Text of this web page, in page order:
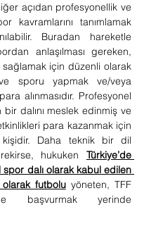
açıdan profesyonellik ve
kavramlarını tanımlamak
Buradan hareketle
anlaşılması gereken,
için düzenli olarak
sporu yapmak ve/veya
alınmasıdır. Profesyonel
dalını meslek edinmiş ve
para kazanmak için
kişidir. Daha teknik bir dil
hukuken Türkiye’de
dalı olarak kabul edilen
futbolu yöneten, TFF
başvurmak yerinde